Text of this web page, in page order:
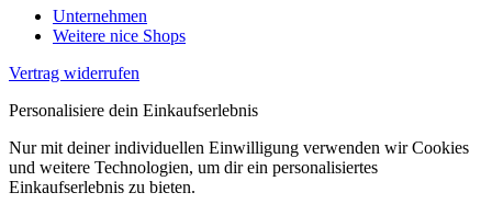
Unternehmen
Weitere nice Shops
Vertrag widerrufen
Personalisiere dein Einkaufserlebnis
Nur mit deiner individuellen Einwilligung verwenden wir Cookies
und weitere Technologien, um dir ein personalisiertes
Einkaufserlebnis zu bieten.